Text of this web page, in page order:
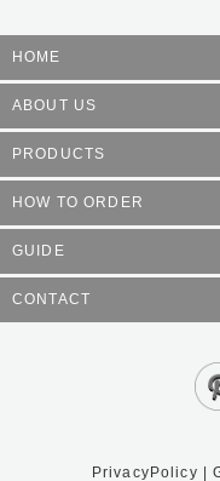
HOME
ABOUT US
PRODUCTS
HOW TO ORDER
GUIDE
CONTACT
PrivacyPolicy |